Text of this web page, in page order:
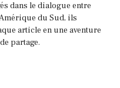
dans le dialogue entre
du Sud, ils
article en une aventure
partage.